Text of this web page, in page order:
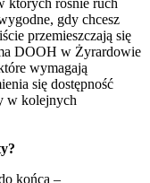
których rośnie ruch
gdy chcesz
przemieszczają się
DOOH w Żyrardowie
wymagają
się dostępność
w kolejnych
końca –